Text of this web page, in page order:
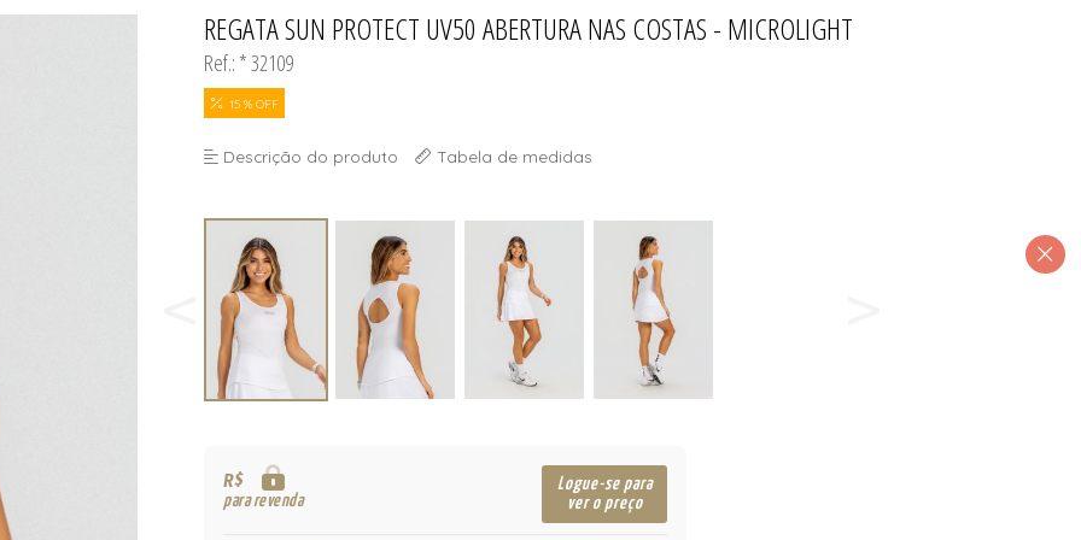
TODOS DE MASCULINO
TODOS DE OUTLET
REGATA SUN PROTECT UV50 ABERTURA NAS COSTAS - MICROLIGHT
Ref.: * 32109
15 % OFF
Descrição do produto Tabela de medidas
R$
para revenda
Logue-se para
ver o preço